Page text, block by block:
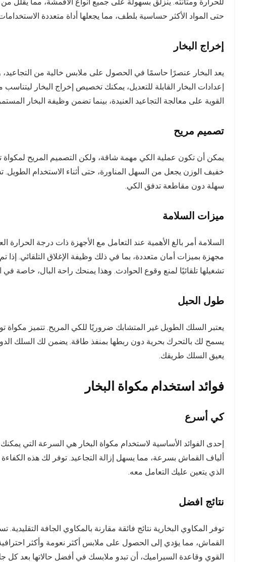
حتى المواد الأكثر حساسية بلطف، مما يجعلها أداة متعددة
إخراج البخار
يعد البخار عنصرًا حاسمًا في الحصول على ملابس خالية من التجاعيد،
إعدادات البخار القابلة للتعديل، يمكنك تخصيص إخراج البخار
القوية على معالجة التجاعيد العنيدة، بينما تضمن وظيفة البخار
تصميم مريح
يمكن أن تكون عملية الكي مهمة شاقة، ولكن التصميم المريح لمكواة
خفيف الوزن يجعل من السهل المناورة، حتى أثناء الاستخدام الطويل.
سهلة دون مقاطعة تدفق الكي.
ميزات السلامة
مجهزة بميزات أمان متعددة، بما في ذلك وظيفة الإغلاق التلقائي.
تشغيلها تلقائيًا لمنع وقوع الحوادث. وهذا يمنحك راحة البال، خاصة في
طول الحبل
يعيق السلك طريقك.
فوائد استخدام مكواة البخار
كي أسرع
إحدى الفوائد الأساسية لاستخدام مكواة البخار هي السرعة التي
ألياف القماش بسرعة، مما يسهل إزالة التجاعيد. توفر لك هذه
الذي يتعين عليك التعامل معه.
نتائج افضل
توفر المكاوي البخارية نتائج فائقة مقارنة بالمكاوي الجافة
القماش، مما يؤدي إلى الحصول على ملابس أكثر نعومة وأكثر
القوي وقاعدة السيراميك، أن تبدو ملابسك في أفضل حالاتها بعد كل